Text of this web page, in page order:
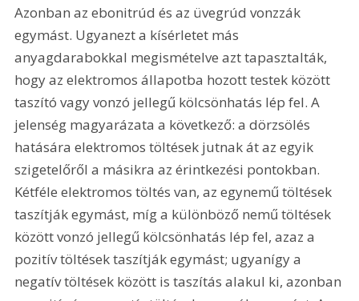
Azonban az ebonitrúd és az üvegrúd vonzzák
egymást. Ugyanezt a kísérletet más
anyagdarabokkal megismételve azt tapasztalták,
hogy az elektromos állapotba hozott testek között
taszító vagy vonzó jellegű kölcsönhatás lép fel. A
jelenség magyarázata a következő: a dörzsölés
hatására elektromos töltések jutnak át az egyik
szigetelőről a másikra az érintkezési pontokban.
Kétféle elektromos töltés van, az egynemű töltések
taszítják egymást, míg a különböző nemű töltések
között vonzó jellegű kölcsönhatás lép fel, azaz a
pozitív töltések taszítják egymást; ugyanígy a
negatív töltések között is taszítás alakul ki, azonban